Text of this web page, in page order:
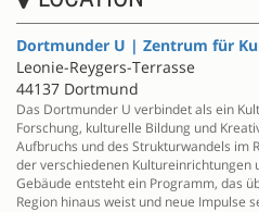
Dortmunder U | Zentrum für
Leonie-Reygers-Terrasse
44137 Dortmund
Das Dortmunder U verbindet als ein
Forschung, kulturelle Bildung und
Aufbruchs und des Strukturwandels im
der verschiedenen Kultureinrichtungen
Gebäude entsteht ein Programm, das
Region hinaus weist und neue Impulse